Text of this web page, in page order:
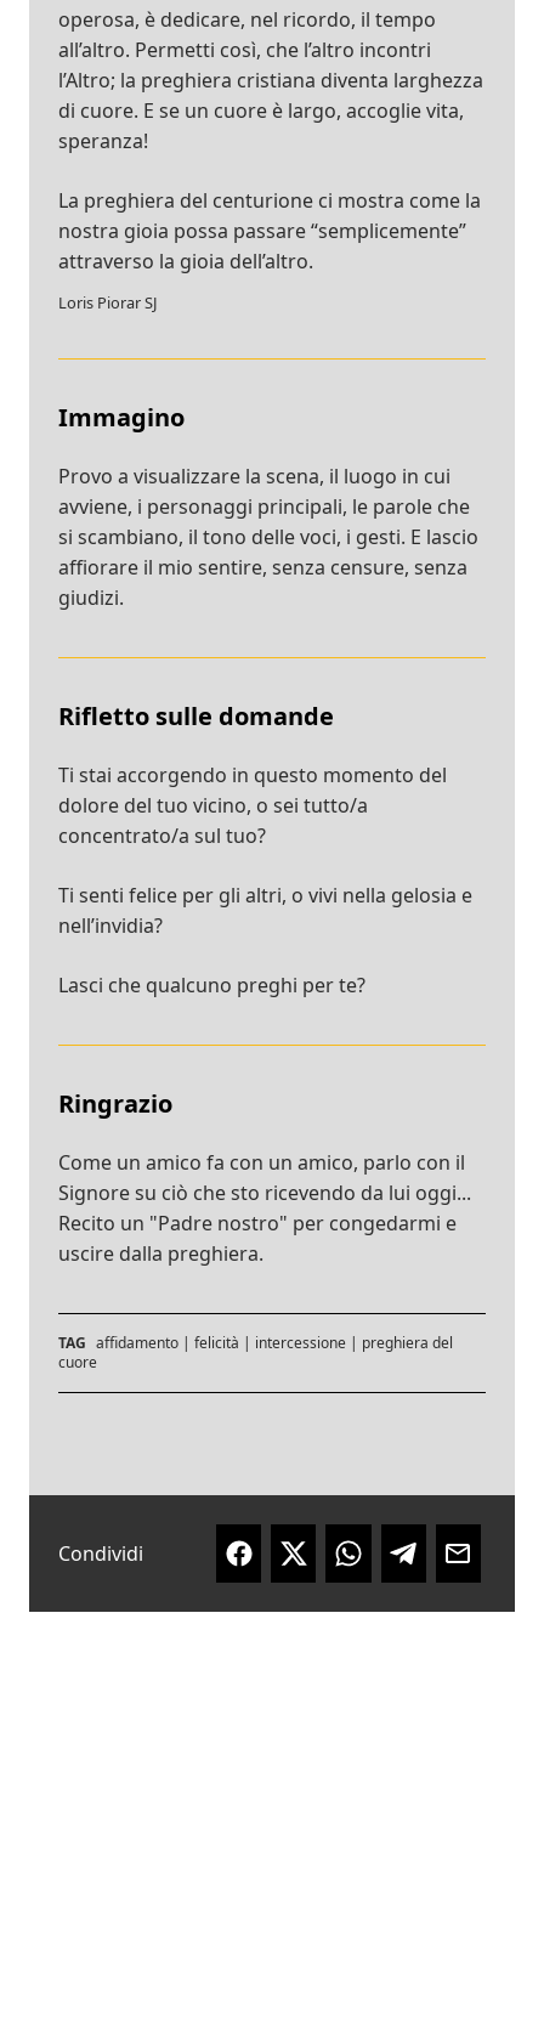
operosa, è dedicare, nel ricordo, il tempo
all’altro. Permetti così, che l’altro incontri
l’Altro; la preghiera cristiana diventa larghezza
di cuore. E se un cuore è largo, accoglie vita,
speranza!
La preghiera del centurione ci mostra come la
nostra gioia possa passare “semplicemente”
attraverso la gioia dell’altro.
Loris Piorar SJ
Immagino
Provo a visualizzare la scena, il luogo in cui
avviene, i personaggi principali, le parole che
si scambiano, il tono delle voci, i gesti. E lascio
affiorare il mio sentire, senza censure, senza
giudizi.
Rifletto sulle domande
Ti stai accorgendo in questo momento del
dolore del tuo vicino, o sei tutto/a
concentrato/a sul tuo?
Ti senti felice per gli altri, o vivi nella gelosia e
nell’invidia?
Lasci che qualcuno preghi per te?
Ringrazio
Come un amico fa con un amico, parlo con il
Signore su ciò che sto ricevendo da lui oggi...
Recito un "Padre nostro" per congedarmi e
uscire dalla preghiera.
TAG affidamento | felicità | intercessione | preghiera del
cuore
Condividi